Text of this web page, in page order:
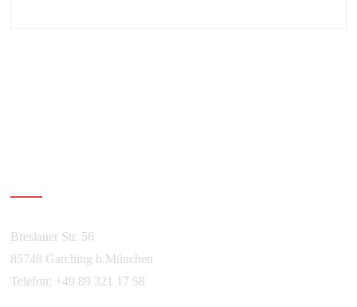
Breslauer Str. 56
85748 Garching b.München
Telefon: +49 89 321 17 58